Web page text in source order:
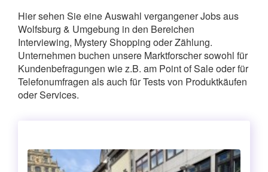
Hier sehen Sie eine Auswahl vergangener Jobs aus
Wolfsburg & Umgebung in den Bereichen
Interviewing, Mystery Shopping oder Zählung.
Unternehmen buchen unsere Marktforscher sowohl für
Kundenbefragungen wie z.B. am Point of Sale oder für
Telefonumfragen als auch für Tests von Produktkäufen
oder Services.